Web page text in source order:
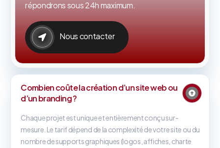
répondrons sous 24h maximum.
Nous contacter
Combien coûte la création d’un site web ou
d’un branding ?
Chaque projet est unique et entièrement conçu sur-
mesure. Le tarif dépend de la complexité de votre site ou du
nombre de supports graphiques (logos, affiches, charte